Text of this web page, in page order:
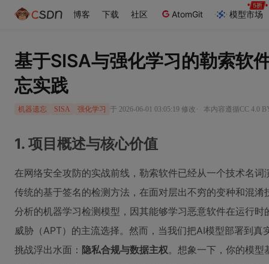
博客 下载 社区 AtomGit 模型市场
基于SISA与强化学习的勒索软
忘实践
机器遗忘 SISA 强化学习 于 2026-06-01 03:05:19 修改 · 本内容遵循CC 4.0
1. 项目概述与核心价值
在网络安全攻防的实战前线，勒索软件已经从一个技术名
传统的基于签名的检测方法，在面对层出不穷的变种和混
分析的机器学习检测模型，因其能够学习恶意软件在运行
威胁（APT）的主流选择。然而，当我们把AI模型部署到
挑战浮出水面： 隐私合规与数据主权。想象一下，你的模型